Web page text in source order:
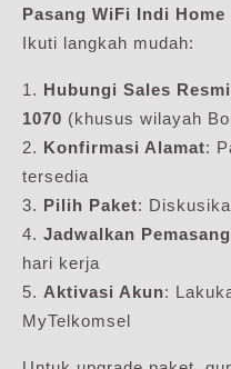
Pasang WiFi Indi
Ikuti langkah mudah:
1. Hubungi Sales Resmi
1070 (khusus wilayah
2. Konfirmasi Alamat:
tersedia
3. Pilih Paket:
4. Jadwalkan
hari kerja
5. Aktivasi Akun:
MyTelkomsel